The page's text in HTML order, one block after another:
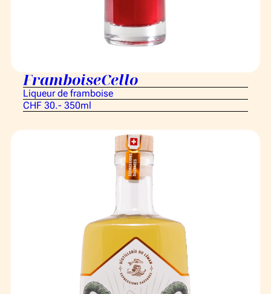
FramboiseCello
Liqueur de framboise
CHF 30.- 350ml